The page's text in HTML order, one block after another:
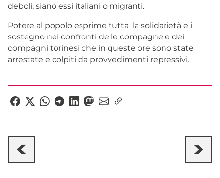
deboli, siano essi italiani o migranti.
Potere al popolo esprime tutta la solidarietà e il
sostegno nei confronti delle compagne e dei
compagni torinesi che in queste ore sono state
arrestate e colpiti da provvedimenti repressivi.